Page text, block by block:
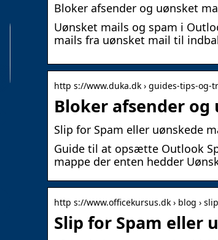
Bloker afsender og uønsket
Uønsket mails og spam i
mails fra uønsket mail til
http s://www.duka.dk › guides-tips-og-
Bloker afsender
Slip for Spam eller uønskede
Guide til at opsætte Outlook
mappe der enten hedder
http s://www.officekursus.dk › blog ›
Slip for Spam eller